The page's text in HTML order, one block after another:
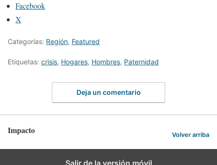
Facebook
X
Categorías: Región, Featured
Etiquetas: crisis, Hogares, Hombres, Paternidad
Deja un comentario
Impacto Volver arriba
Salir de la versión móvil